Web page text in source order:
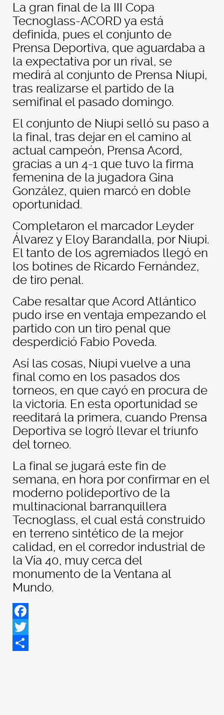
La gran final de la III Copa
Tecnoglass-ACORD ya está
definida, pues el conjunto de
Prensa Deportiva, que aguardaba a
la expectativa por un rival, se
medirá al conjunto de Prensa Niupi,
tras realizarse el partido de la
semifinal el pasado domingo.
El conjunto de Niupi selló su paso a
la final, tras dejar en el camino al
actual campeón, Prensa Acord,
gracias a un 4-1 que tuvo la firma
femenina de la jugadora Gina
González, quien marcó en doble
oportunidad.
Completaron el marcador Leyder
Álvarez y Eloy Barandalla, por Niupi.
El tanto de los agremiados llegó en
los botines de Ricardo Fernández,
de tiro penal.
Cabe resaltar que Acord Atlántico
pudo irse en ventaja empezando el
partido con un tiro penal que
desperdició Fabio Poveda.
Así las cosas, Niupi vuelve a una
final como en los pasados dos
torneos, en que cayó en procura de
la victoria. En esta oportunidad se
reeditará la primera, cuando Prensa
Deportiva se logró llevar el triunfo
del torneo.
La final se jugará este fin de
semana, en hora por confirmar en el
moderno polideportivo de la
multinacional barranquillera
Tecnoglass, el cual está construido
en terreno sintético de la mejor
calidad, en el corredor industrial de
la Vía 40, muy cerca del
monumento de la Ventana al
Mundo.
Facebook
Twitter